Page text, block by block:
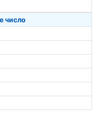
число